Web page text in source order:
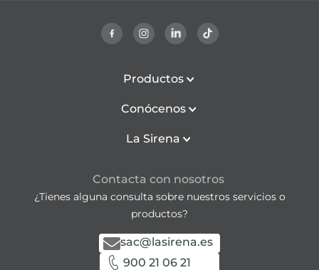
Productos
Conócenos
La Sirena
Contacta con nosotros
¿Tienes alguna consulta sobre nuestros servicios o
productos?
sac@lasirena.es
900 21 06 21